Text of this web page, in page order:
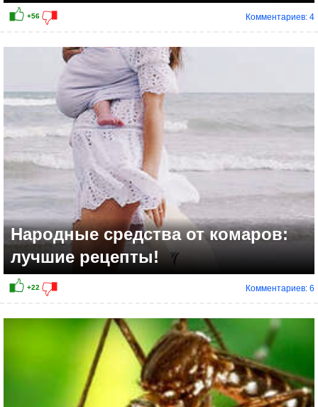
+12
Комментариев: 4
Народные средства от комаров:
лучшие рецепты!
Комментариев: 6